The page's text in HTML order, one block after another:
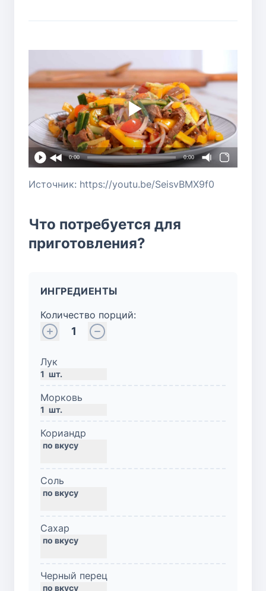
0:00 0:00
Источник: https://youtu.be/SeisvBMX9f0
Что потребуется для
приготовления?
ИНГРЕДИЕНТЫ
Количество порций:
1
Лук
1 шт.
Морковь
1 шт.
Кориандр
Соль
Сахар
Черный перец